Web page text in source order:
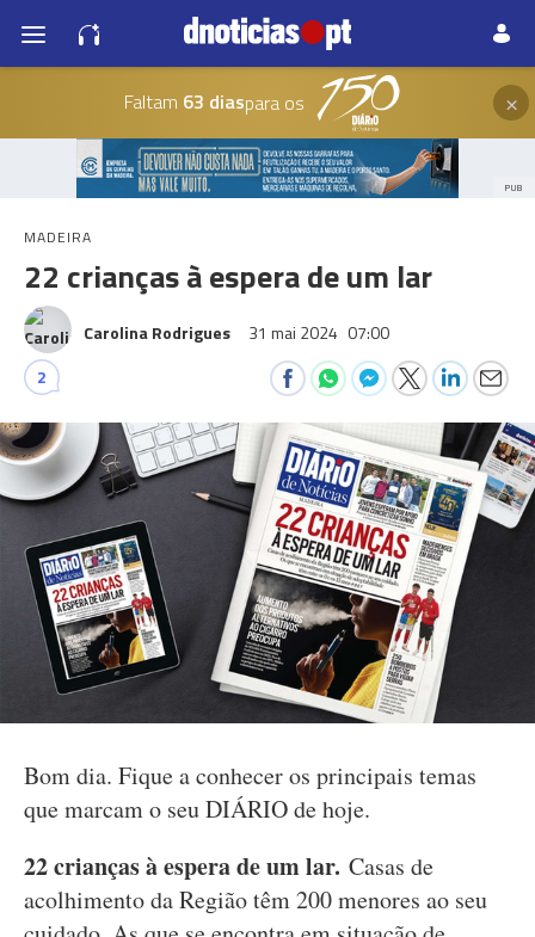
Faltam 63 diaspara os ×
PUB
MADEIRA
22 crianças à espera de um lar
Carolina Rodrigues 31 mai 2024 07:00
2
Bom dia. Fique a conhecer os principais temas
que marcam o seu DIÁRIO de hoje.
22 crianças à espera de um lar. Casas de
acolhimento da Região têm 200 menores ao seu